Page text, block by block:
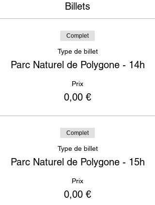
Billets
Complet
Type de billet
Parc Naturel de Polygone - 14h
Prix
0,00 €
Complet
Type de billet
Parc Naturel de Polygone - 15h
Prix
0,00 €